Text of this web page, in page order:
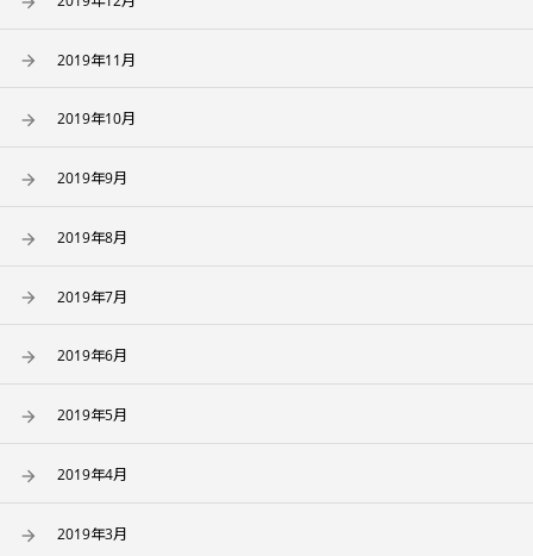
2019年11月
2019年10月
2019年9月
2019年8月
2019年7月
2019年6月
2019年5月
2019年4月
2019年3月